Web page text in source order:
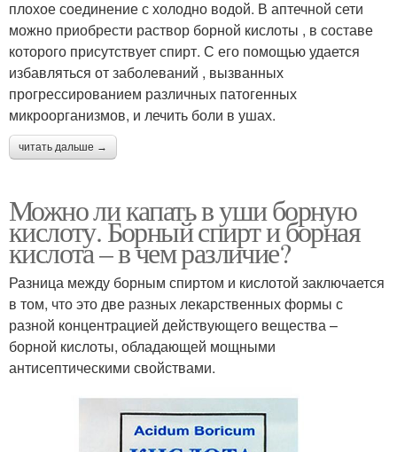
плохое соединение с холодно водой. В аптечной сети
можно приобрести раствор борной кислоты , в составе
которого присутствует спирт. С его помощью удается
избавляться от заболеваний , вызванных
прогрессированием различных патогенных
микроорганизмов, и лечить боли в ушах.
читать дальше →
Можно ли капать в уши борную
кислоту. Борный спирт и борная
кислота – в чем различие?
Разница между борным спиртом и кислотой заключается
в том, что это две разных лекарственных формы с
разной концентрацией действующего вещества –
борной кислоты, обладающей мощными
антисептическими свойствами.